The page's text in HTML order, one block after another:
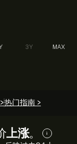
3Y MAX
热门指南 >
上涨。 i